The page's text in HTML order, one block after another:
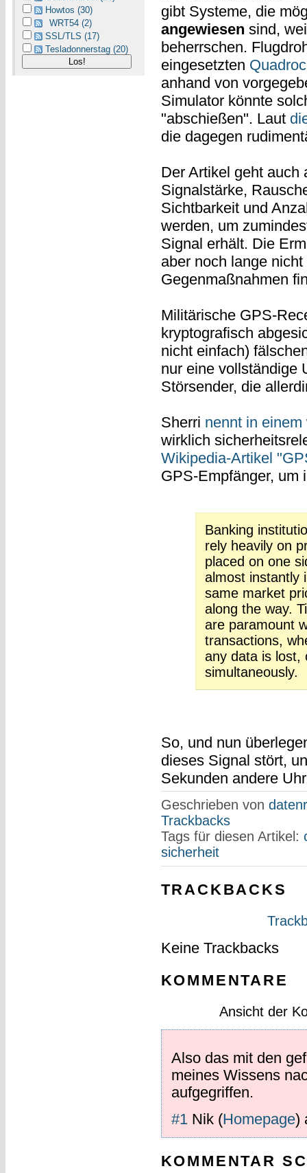
Howtos (30)
WRT54 (2)
SSL/TLS (17)
Tesladonnerstag (20)
gibt Systeme, die
angewiesen sind,
beherrschen.
eingesetzten
anhand von
Simulator könnte
"abschießen". Laut
die dagegen
Der Artikel geht auch
Signalstärke,
Sichtbarkeit und
werden, um
Signal erhält. Die
aber noch lange
Gegenmaßnahmen
Militärische GPS-
kryptografisch
nicht einfach)
nur eine vollständige
Störsender, die
Sherri nennt in
wirklich
Wikipedia-Artikel
GPS-Empfänger, um
Banking
rely heavily on
placed on one
almost instantly
same market
along the way.
are paramount
transactions,
any data is lost,
simultaneously.
So, und nun
dieses Signal stört,
Sekunden andere
Geschrieben von
Trackbacks
Tags für diesen Artikel:
sicherheit
TRACKBACKS
Keine Trackbacks
KOMMENTARE
Ansicht der
Also das mit den
meines Wissens
aufgegriffen.
#1 Nik (Homepage)
KOMMENTAR